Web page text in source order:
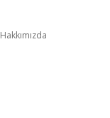
Hakkımızda